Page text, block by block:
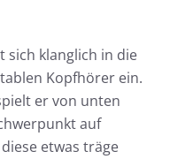
sich klanglich in die
Kopfhörer ein.
er von unten
auf
etwas träge